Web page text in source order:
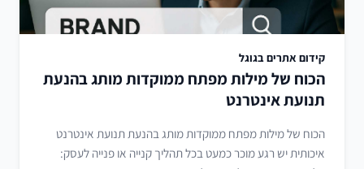
קידום אתרים בגוגל
הכוח של מילות מפתח ממוקדות מותג בהנעת
תנועת אינטרנט
הכוח של מילות מפתח ממוקדות מותג בהנעת תנועת אינטרנט
איכותית יש רגע מוכר כמעט בכל תהליך קנייה או פנייה לעסק: